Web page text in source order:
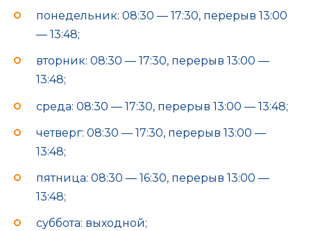
понедельник: 08:30 — 17:30, перерыв 13:00
— 13:48;
вторник: 08:30 — 17:30, перерыв 13:00 —
13:48;
среда: 08:30 — 17:30, перерыв 13:00 — 13:48;
четверг: 08:30 — 17:30, перерыв 13:00 —
13:48;
пятница: 08:30 — 16:30, перерыв 13:00 —
13:48;
суббота: выходной;